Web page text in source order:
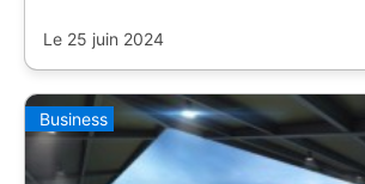
Le 25 juin 2024
Business